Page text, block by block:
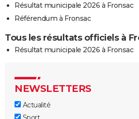
Résultat municipale 2026 à Fronsac
Référendum à Fronsac
Tous les résultats officiels à
Résultat municipale 2026 à Fronsac
NEWSLETTERS
Actualité